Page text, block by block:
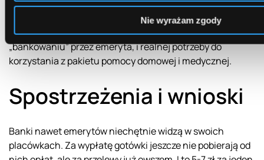
Nie wyrażam zgody
oddziale, zlecenia stałe, nie traci także darmowych
bankomatów. Nie ma tylko pakietu Senior Assistance
opisanego powyżej. Cóż, wszystko zależy od aktywności w
„bankowaniu” przez emeryta, i realnej potrzeby do
korzystania z pakietu pomocy domowej i medycznej.
Spostrzeżenia i wnioski
Banki nawet emerytów niechętnie widzą w swoich
placówkach. Za wypłatę gotówki jeszcze nie pobierają od